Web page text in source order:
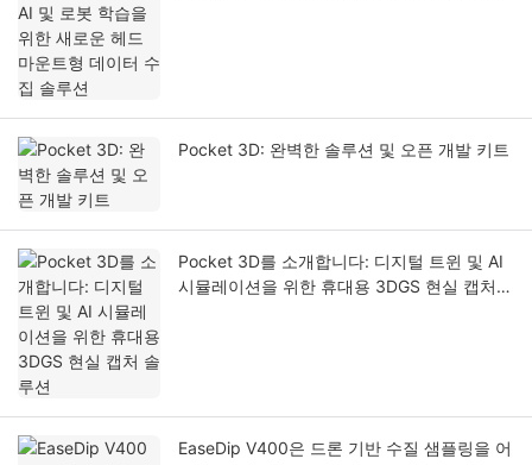
Pocket 3D: 완벽한 솔루션 및 오픈 개발 키트
Pocket 3D를 소개합니다: 디지털 트윈 및 AI
시뮬레이션을 위한 휴대용 3DGS 현실 캡처
EaseDip V400은 드론 기반 수질 샘플링을 어